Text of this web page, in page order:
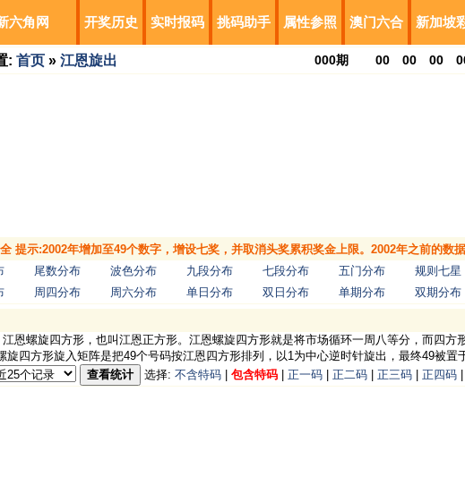
六角网 开奖历史 实时报码 挑码助手 属性参照 澳门六合 新加坡
: 首页 » 江恩旋出 000期 00 00 00
提示:2002年增加至49个数字，增设七奖，并取消头奖累积奖金上限。2002年之前的数
尾数分布 波色分布 九段分布 七段分布 五门分布 规则七星
周四分布 周六分布 单日分布 双日分布 单期分布 双期分布
恩螺旋四方形，也叫江恩正方形。江恩螺旋四方形就是将市场循环一周八等分，而四
旋四方形旋入矩阵是把49个号码按江恩四方形排列，以1为中心逆时针旋出，最终49被置
查看统计 选择: 不含特码 包含特码 正一码 正二码 正三码 正四码